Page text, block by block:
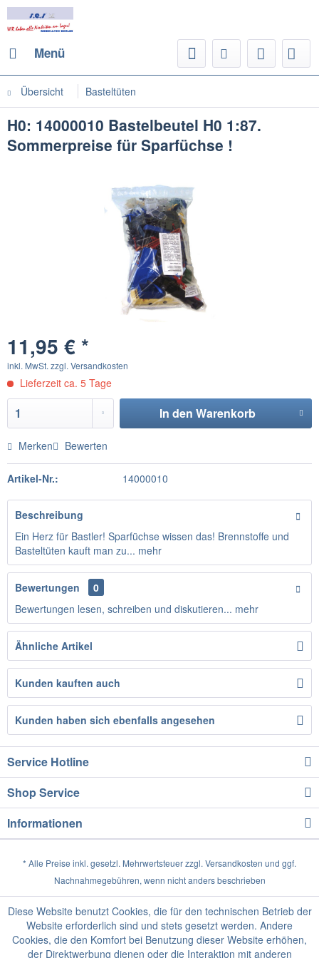
Menü
Übersicht Basteltüten
H0: 14000010 Bastelbeutel H0 1:87.
Sommerpreise für Sparfüchse !
11,95 € *
inkl. MwSt. zzgl. Versandkosten
Lieferzeit ca. 5 Tage
In den Warenkorb
Merken Bewerten
Artikel-Nr.: 14000010
Beschreibung
Ein Herz für Bastler! Sparfüchse wissen das! Brennstoffe und
Basteltüten kauft man zu... mehr
Bewertungen
0
Bewertungen lesen, schreiben und diskutieren... mehr
Ähnliche Artikel
Kunden kauften auch
Kunden haben sich ebenfalls angesehen
Service Hotline
Shop Service
Informationen
* Alle Preise inkl. gesetzl. Mehrwertsteuer zzgl. Versandkosten und ggf.
Nachnahmegebühren, wenn nicht anders beschrieben
Diese Website benutzt Cookies, die für den technischen Betrieb der
Website erforderlich sind und stets gesetzt werden. Andere
Cookies, die den Komfort bei Benutzung dieser Website erhöhen,
der Direktwerbung dienen oder die Interaktion mit anderen